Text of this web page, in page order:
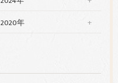
2020年